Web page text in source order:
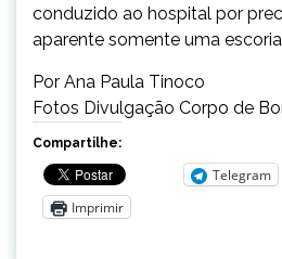
conduzido ao hospital por
aparente somente uma
Por Ana Paula Tinoco
Fotos Divulgação Corpo de
Compartilhe:
Telegram
Imprimir